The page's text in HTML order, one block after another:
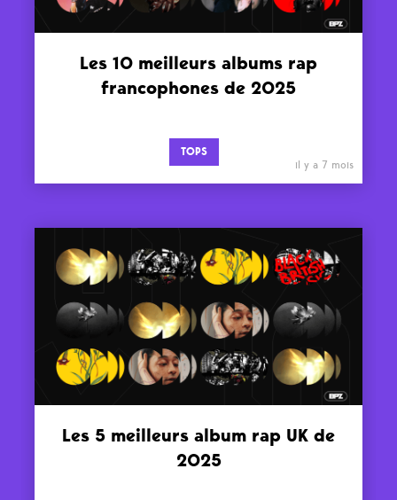
Les 10 meilleurs albums rap
francophones de 2025
TOPS
il y a 7 mois
Les 5 meilleurs album rap UK de
2025